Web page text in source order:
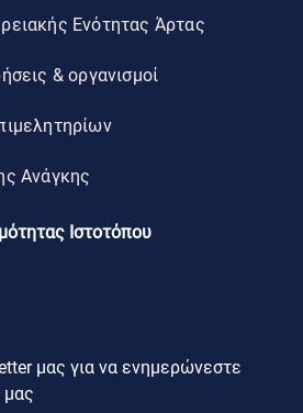
Ενότητας Άρτας
& οργανισμοί
Ανάγκης
Ιστοτόπου
μας για να ενημερώνεστε
μας